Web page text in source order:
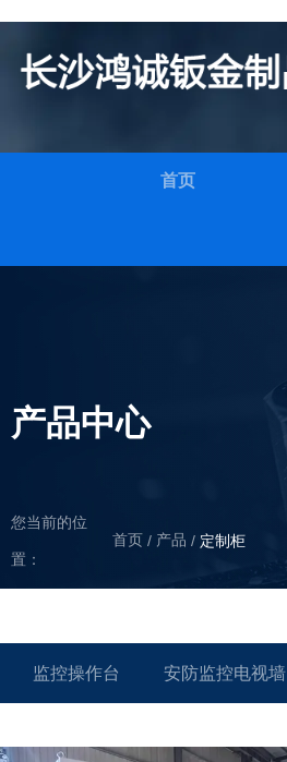
首页
产品中心
您当前的位
置：
首页 / 产品 / 定制柜
监控操作台 安防监控电视墙